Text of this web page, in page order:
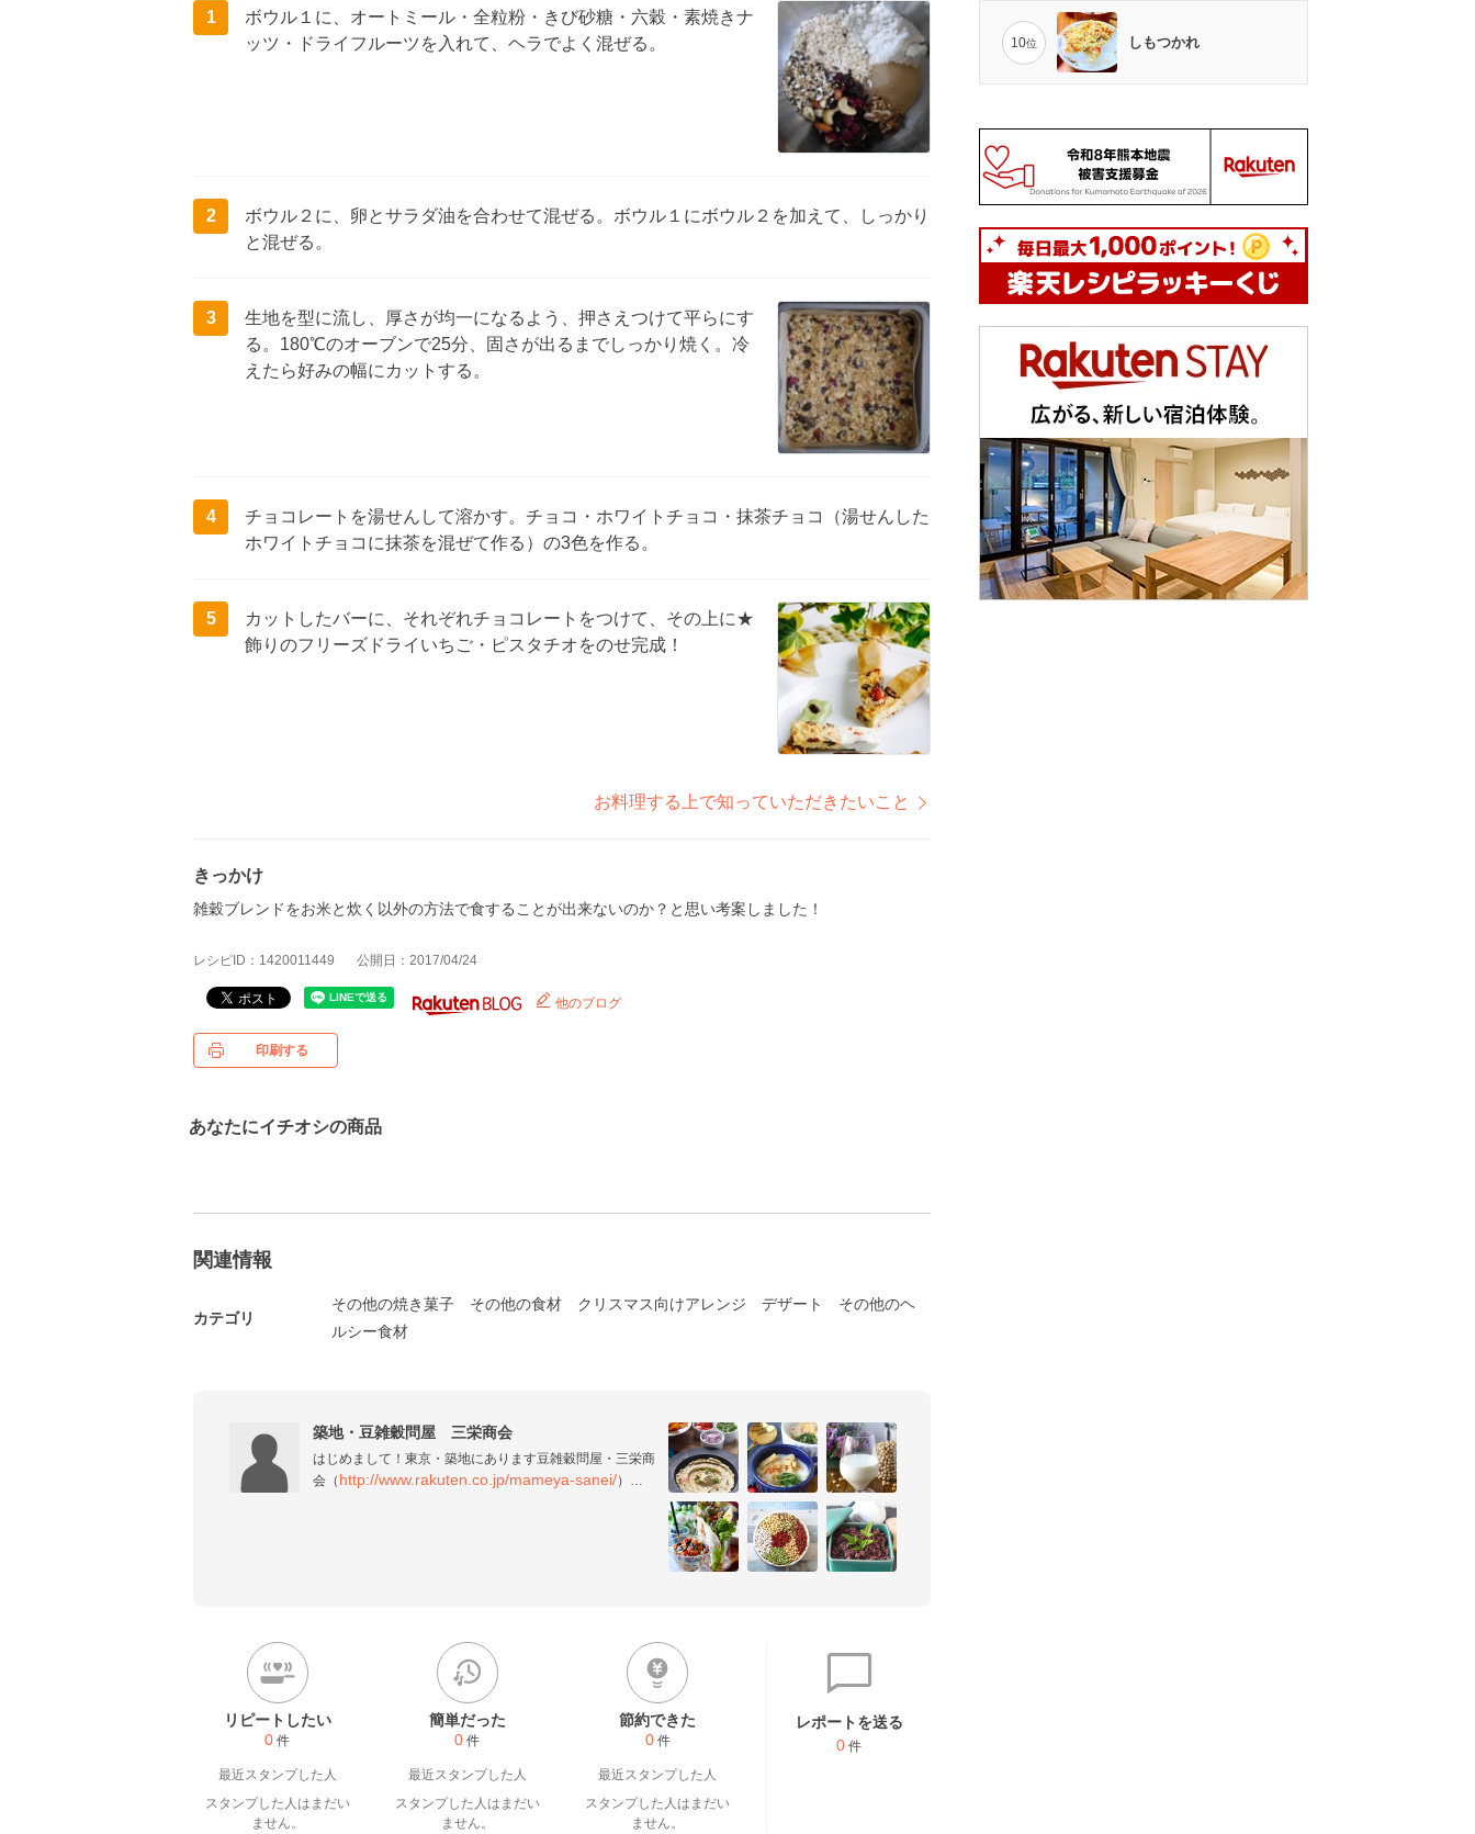
1
ボウル１に、オートミール・全粒粉・きび砂糖・六穀・素焼きナ
ッツ・ドライフルーツを入れて、ヘラでよく混ぜる。
2
ボウル２に、卵とサラダ油を合わせて混ぜる。ボウル１にボウル２を加えて、しっかり
と混ぜる。
3
生地を型に流し、厚さが均一になるよう、押さえつけて平らにす
る。180℃のオーブンで25分、固さが出るまでしっかり焼く。冷
えたら好みの幅にカットする。
4
チョコレートを湯せんして溶かす。チョコ・ホワイトチョコ・抹茶チョコ（湯せんした
ホワイトチョコに抹茶を混ぜて作る）の3色を作る。
5
カットしたバーに、それぞれチョコレートをつけて、その上に★
飾りのフリーズドライいちご・ピスタチオをのせ完成！
お料理する上で知っていただきたいこと
きっかけ
雑穀ブレンドをお米と炊く以外の方法で食することが出来ないのか？と思い考案しました！
レシピID：1420011449 公開日：2017/04/24
他のブログ
印刷する
あなたにイチオシの商品
関連情報
カテゴリ
その他の焼き菓子 その他の食材 クリスマス向けアレンジ デザート
その他のヘ
ルシー食材
築地・豆雑穀問屋 三栄商会
はじめまして！東京・築地にあります豆雑穀問屋・三栄商
会（ http://www.rakuten.co.jp/mameya-sanei/）で
リピートしたい
0 件
最近スタンプした人
スタンプした人はまだい
ません。
簡単だった
0 件
最近スタンプした人
スタンプした人はまだい
ません。
節約できた
0 件
最近スタンプした人
スタンプした人はまだい
ません。
レポートを送る
0 件
10位 しもつかれ